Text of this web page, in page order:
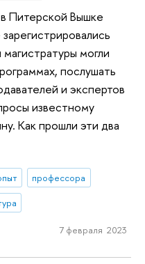
Питерской Вышке
могли
послушать
и экспертов
известному
Как прошли эти два
профессора
7 февраля 2023